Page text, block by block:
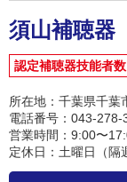
須山補聴
認定補聴器技能者
所在地：千葉県千葉
電話番号：043-278-
営業時間：9:00〜
定休日：土曜日（隔